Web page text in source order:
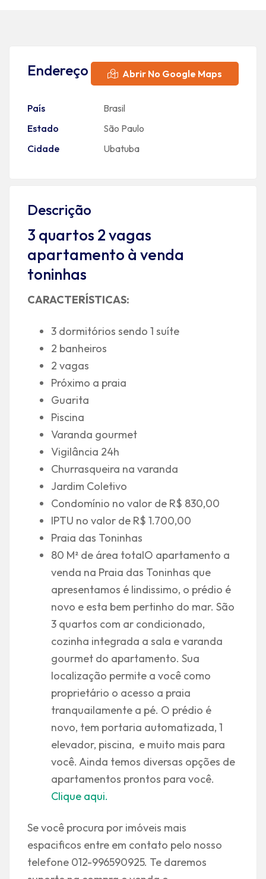
Endereço Abrir No Google Maps
País
Brasil
Estado
São Paulo
Cidade
Ubatuba
Descrição
3 quartos 2 vagas
apartamento à venda
toninhas
CARACTERÍSTICAS:
3 dormitórios sendo 1 suíte
2 banheiros
2 vagas
Próximo a praia
Guarita
Piscina
Varanda gourmet
Vigilância 24h
Churrasqueira na varanda
Jardim Coletivo
Condomínio no valor de R$ 830,00
IPTU no valor de R$ 1.700,00
Praia das Toninhas
80 M² de área totalO apartamento a
venda na Praia das Toninhas que
apresentamos é lindissimo, o prédio é
novo e esta bem pertinho do mar. São
3 quartos com ar condicionado,
cozinha integrada a sala e varanda
gourmet do apartamento. Sua
localização permite a você como
proprietário o acesso a praia
tranquailamente a pé. O prédio é
novo, tem portaria automatizada, 1
elevador, piscina, e muito mais para
você. Ainda temos diversas opções de
apartamentos prontos para você.
Clique aqui.
Se você procura por imóveis mais
espacificos entre em contato pelo nosso
telefone 012-996590925. Te daremos